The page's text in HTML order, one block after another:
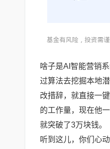
啥子是AI智能营销
过算法去挖掘本地
改措辞，就直接一
的工作量，现在他
就突破了3万块钱。
听到这儿，你们心